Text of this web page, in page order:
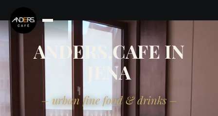
ANDERS.CAFE IN
JENA
– urban fine food & drinks –